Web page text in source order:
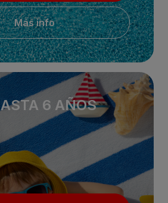
Más info
6 AÑOS